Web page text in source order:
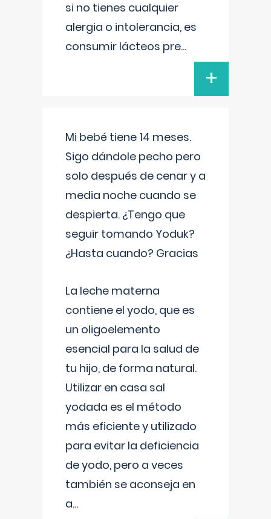
si no tienes cualquier
alergia o intolerancia, es
consumir lácteos pre...
+
Mi bebé tiene 14 meses.
Sigo dándole pecho pero
solo después de cenar y a
media noche cuando se
despierta. ¿Tengo que
seguir tomando Yoduk?
¿Hasta cuando? Gracias
La leche materna
contiene el yodo, que es
un oligoelemento
esencial para la salud de
tu hijo, de forma natural.
Utilizar en casa sal
yodada es el método
más eficiente y utilizado
para evitar la deficiencia
de yodo, pero a veces
también se aconseja en
a...